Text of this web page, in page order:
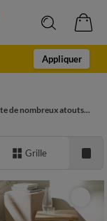
Appliquer
de nombreux atouts...
Grille